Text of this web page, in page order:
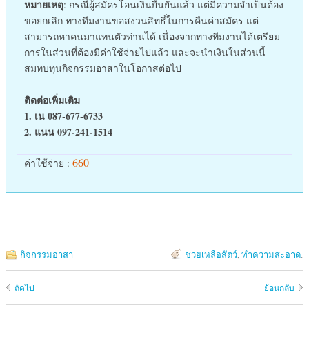
หมายเหตุ: กรณีผู้สมัครโอนเงินยืนยันแล้ว แต่มีความจำเป็นต้อง
ขอยกเลิก ทางทีมงานขอสงวนสิทธิ์ในการคืนค่าสมัคร แต่
สามารถหาคนมาแทนตัวท่านได้ เนื่องจากทางทีมงานได้เตรียม
การในส่วนที่ต้องมีค่าใช้จ่ายไปแล้ว และจะนำเงินในส่วนนี้
สมทบทุนกิจกรรมอาสาในโอกาสต่อไป
ติดต่อเพิ่มเติม
1. เน 087-677-6733
2. แนน 097-241-1514
ค่าใช้จ่าย : 660
กิจกรรมอาสา ช่วยเหลือสัตว์,ทำความสะอาด.
ถัดไป ย้อนกลับ